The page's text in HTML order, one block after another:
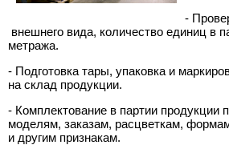
Полная
-
внешнего вида, количество единиц в
метража.
- Подготовка тары, упаковка и
на склад продукции.
- Комплектование в партии продукции
моделям, заказам, расцветкам,
и другим признакам.